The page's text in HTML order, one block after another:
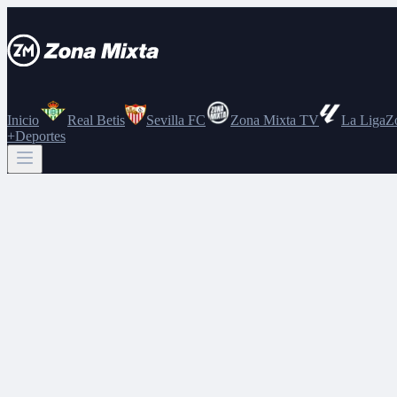
Inicio Real Betis Sevilla FC Zona Mixta TV La Liga
+Deportes